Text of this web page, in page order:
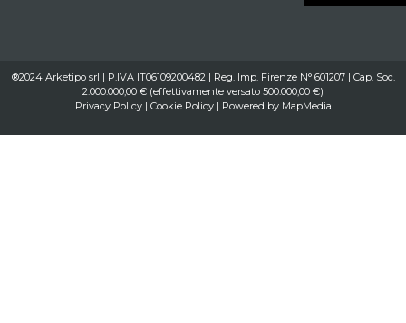
®2024 Arketipo srl | P.IVA IT06109200482 | Reg. Imp. Firenze N° 601207 | Cap. Soc.
2.000.000,00 € (effettivamente versato 500.000,00 €)
Privacy Policy| Cookie Policy| Powered by MapMedia